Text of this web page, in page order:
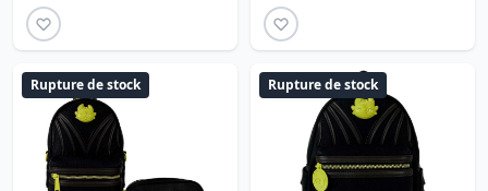
Rupture de stock Rupture de stock